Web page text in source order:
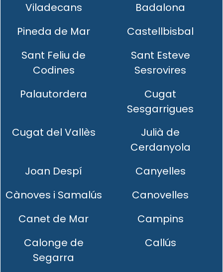
Viladecans
Badalona
Pineda de Mar
Castellbisbal
Sant Feliu de
Codines
Sant Esteve
Sesrovires
Palautordera
Cugat
Sesgarrigues
Cugat del Vallès
Julià de
Cerdanyola
Joan Despí
Canyelles
Cànoves i Samalús
Canovelles
Canet de Mar
Campins
Calonge de
Segarra
Callús